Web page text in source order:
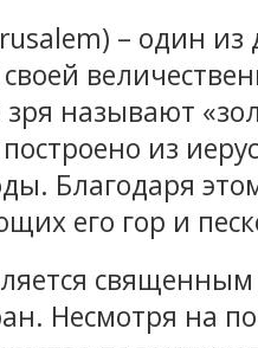
– один
называют
из
Благодаря
его гор и
Несмотря на